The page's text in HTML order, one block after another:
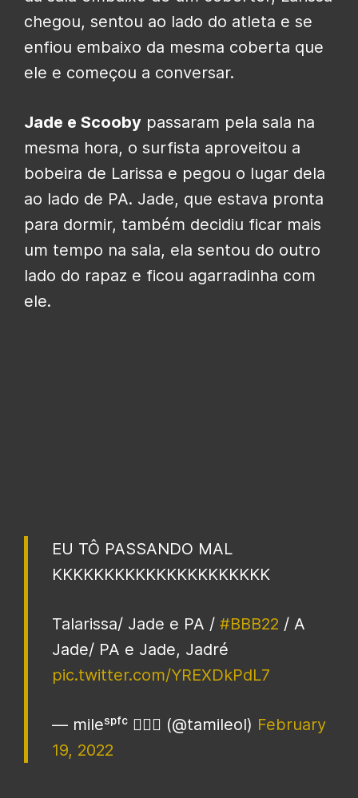
chegou, sentou ao lado do atleta e se
enfiou embaixo da mesma coberta que
ele e começou a conversar.
Jade e Scooby passaram pela sala na
mesma hora, o surfista aproveitou a
bobeira de Larissa e pegou o lugar dela
ao lado de PA. Jade, que estava pronta
para dormir, também decidiu ficar mais
um tempo na sala, ela sentou do outro
lado do rapaz e ficou agarradinha com
ele.
EU TÔ PASSANDO MAL
KKKKKKKKKKKKKKKKKKKKK
Talarissa/ Jade e PA / #BBB22 / A
Jade/ PA e Jade, Jadré
pic.twitter.com/YREXDkPdL7
— mileˢᵖᶠᶜ 🧙🏾‍♀️ (@tamileol) February
19, 2022